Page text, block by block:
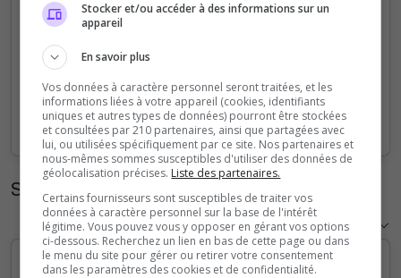
0
1
2
Sep Oct Nov Dec Jan Feb Mar Apr May Jun Jul Aug
Statistiques horaires
Stocker et/ou accéder à des informations sur un
appareil
En savoir plus
Vos données à caractère personnel seront traitées, et les
informations liées à votre appareil (cookies, identifiants
uniques et autres types de données) pourront être stockées
et consultées par 210 partenaires, ainsi que partagées avec
lui, ou utilisées spécifiquement par ce site. Nos partenaires et
nous-mêmes sommes susceptibles d'utiliser des données de
géolocalisation précises. Liste des partenaires.
Certains fournisseurs sont susceptibles de traiter vos
données à caractère personnel sur la base de l'intérêt
légitime. Vous pouvez vous y opposer en gérant vos options
ci-dessous. Recherchez un lien en bas de cette page ou dans
le menu du site pour gérer ou retirer votre consentement
dans les paramètres des cookies et de confidentialité.